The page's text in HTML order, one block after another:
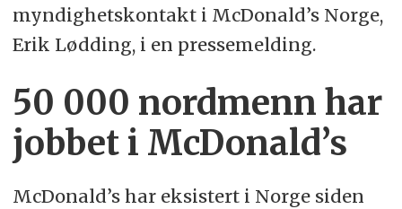
myndighetskontakt i McDonald’s Norge,
Erik Lødding, i en pressemelding.
50 000 nordmenn har
jobbet i McDonald’s
McDonald’s har eksistert i Norge siden